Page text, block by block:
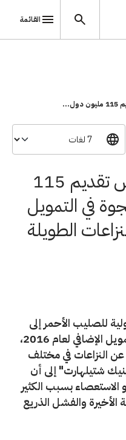
القائمة
اللجنة الدولية تلتمس تقديم 115
في التمويل
الطويلة
للصليب الأحمر إلى
الإسهام بملايين الدولارات في التمويل الإضافي لعام 2016،
عن النزاعات في مختلف
شتيلهارت" إلى أن
بسبب الكثير
الأخيرة والفشل الذريع